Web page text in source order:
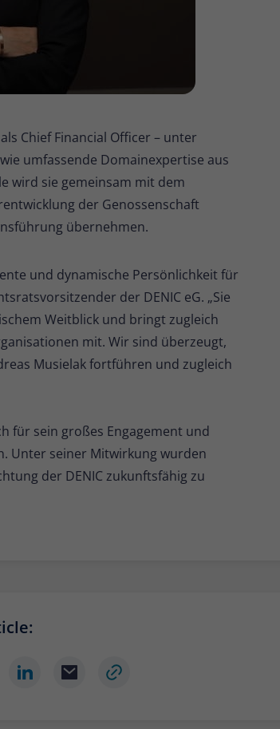
Chief Financial Officer – unter
umfassende Domainexpertise aus
wird sie gemeinsam mit dem
der Genossenschaft
übernehmen.
und dynamische Persönlichkeit für
der DENIC eG. „Sie
Weitblick und bringt zugleich
mit. Wir sind überzeugt,
Musielak fortführen und zugleich
für sein großes Engagement und
Unter seiner Mitwirkung wurden
der DENIC zukunftsfähig zu